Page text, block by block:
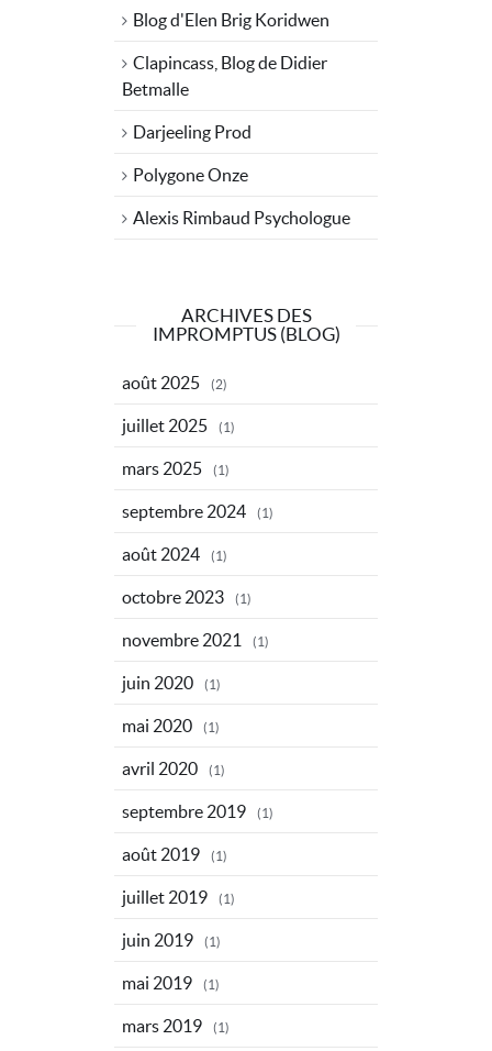
Blog d'Elen Brig Koridwen
Clapincass, Blog de Didier
Betmalle
Darjeeling Prod
Polygone Onze
Alexis Rimbaud Psychologue
ARCHIVES DES
IMPROMPTUS (BLOG)
août 2025 (2)
juillet 2025 (1)
mars 2025 (1)
septembre 2024 (1)
août 2024 (1)
octobre 2023 (1)
novembre 2021 (1)
juin 2020 (1)
mai 2020 (1)
avril 2020 (1)
septembre 2019 (1)
août 2019 (1)
juillet 2019 (1)
juin 2019 (1)
mai 2019 (1)
mars 2019 (1)